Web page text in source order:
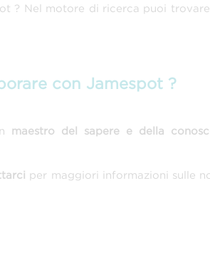
? Nel motore di ricerca puoi
con Jamespot ?
maestro del sapere e della
per maggiori informazioni sulle